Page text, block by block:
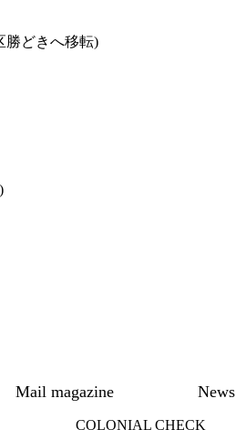
勝どきへ移転)
Mail magazine News
COLONIAL CHECK